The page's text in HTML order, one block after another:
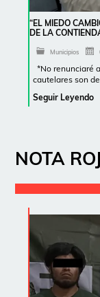
“EL MIEDO
DE LA
Municipios
*No renunciaré
cautelares son de
Seguir Leyendo
NOTA